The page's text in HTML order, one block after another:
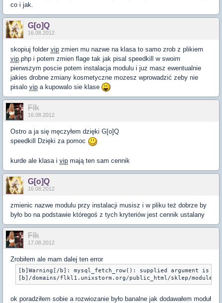
co i jak.
G[o]Q
16.08.2012
skopiuj folder vip zmien mu nazwe na klasa to samo zrob z plikiem
vip .php i potem zmien flage tak jak pisal speedkill w swoim
pierwszym poscie potem instalacja modulu i juz masz ewentualnie
jakies drobne zmiany kosmetyczne mozesz wprowadzić zeby nie
pisalo vip a kupowalo sie klase
Flk
16.08.2012
Ostro a ja się męczyłem dzięki G[o]Q
speedkill Dzięki za pomoc
kurde ale klasa i vip mają ten sam cennik
G[o]Q
16.08.2012
zmienic nazwe modulu przy instalacji musisz i w pliku też dobrze by
było bo na podstawie któregoś z tych kryteriów jest cennik ustalany
Flk
17.08.2012
Zrobiłem ale mam dalej ten error
[b]Warning[/b]: mysql_fetch_row(): supplied argument is
[b]/domains/flkl1.unixstorm.org/public_html/sklep/
ok poradziłem sobie a rozwiozanie było banalne jak dodawałem moduł